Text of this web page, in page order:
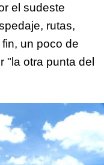
el sudeste
rutas,
un poco de
"la otra punta del